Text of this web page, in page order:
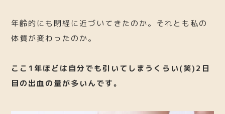
年齢的にも閉経に近づいてきたのか。それとも私の
体質が変わったのか。
ここ1年ほどは自分でも引いてしまうくらい(笑)2日
目の出血の量が多いんです。